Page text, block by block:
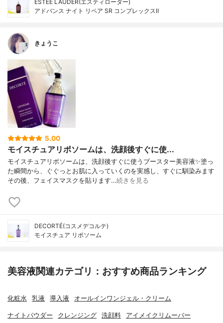
ESTEE LAUDER(エスティローダー)
アドバンス ナイト リペア SR コンプレックスⅡ
きょうこ
5.00
モイスチュアリポソームは、洗顔後すぐに使...
モイスチュアリポソームは、洗顔後すぐに使うブースター美容液✨塗っ
た瞬間から、ぐぐっとお肌に入っていくのを実感し、すぐに馴染みます
その後、フェイスマスクを貼ります…続きを見る
DECORTÉ(コスメデコルテ)
モイスチュア リポソーム
美容液関連カテゴリ：おすすめ商品ランキング
化粧水 乳液 導入液 オールインワンジェル・クリーム
ナイトパウダー クレンジング 洗顔料 アイメイクリムーバー